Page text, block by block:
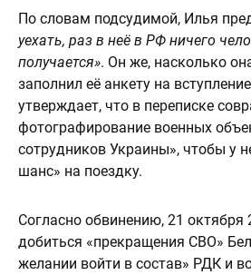
По словам подсудимой, Илья
уехать, раз в неё в РФ ничего
получается». Он же, насколько
заполнил её анкету на
утверждает, что в переписке
фотографирование военных
сотрудников Украины», чтобы у
шанс» на поездку.
Согласно обвинению, 21 октября
добиться «прекращения СВО»
желании войти в состав» РДК и